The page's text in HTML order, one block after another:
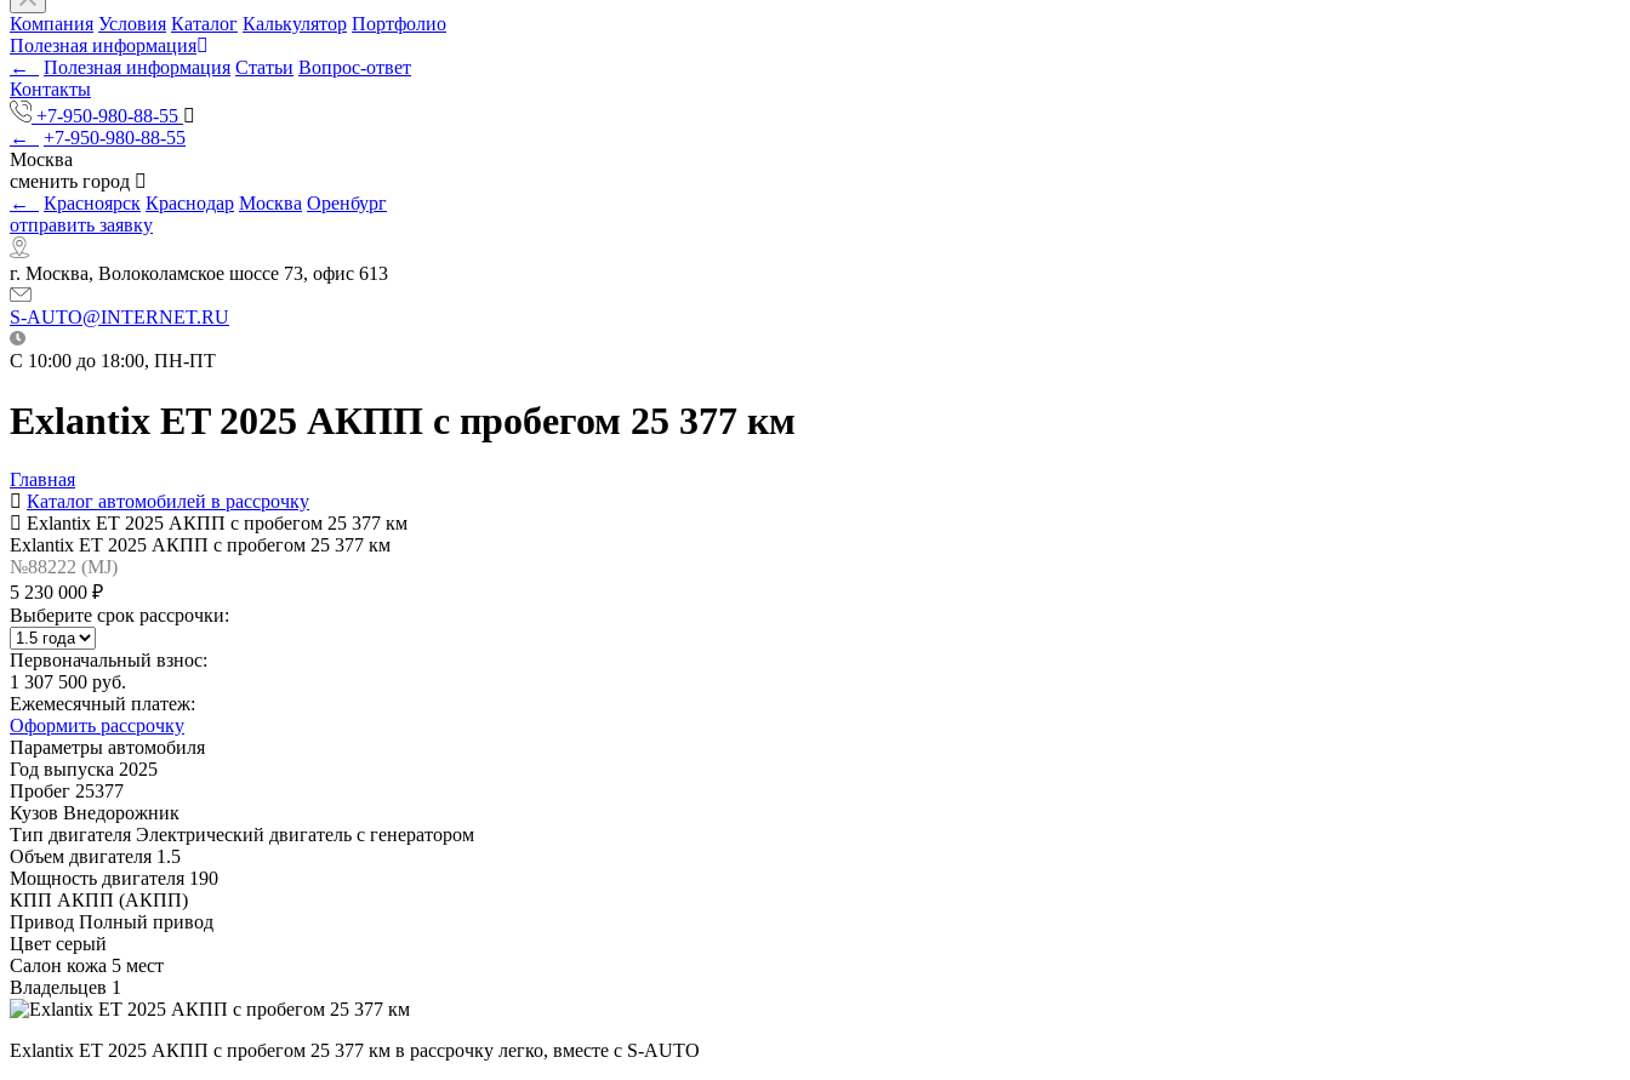
Компания Условия Каталог Калькулятор Портфолио
Полезная информация
←
Полезная информация Статьи Вопрос-ответ
Контакты
+7-950-980-88-55
←
+7-950-980-88-55
Москва
сменить город
←
Красноярск Краснодар Москва Оренбург
отправить заявку
г. Москва, Волоколамское шоссе 73, офис 613
S-AUTO@INTERNET.RU
C 10:00 до 18:00, ПН-ПТ
Exlantix ET 2025 АКПП с пробегом 25 377 км
Главная
Каталог автомобилей в рассрочку
Exlantix ET 2025 АКПП с пробегом 25 377 км
Exlantix ET 2025 АКПП с пробегом 25 377 км
№88222 (МJ)
5 230 000 ₽
Выберите срок рассрочки:
Первоначальный взнос:
1 307 500 руб.
Ежемесячный платеж:
Оформить рассрочку
Параметры автомобиля
Год выпуска 2025
Пробег 25377
Кузов Внедорожник
Тип двигателя Электрический двигатель с генератором
Объем двигателя 1.5
Мощность двигателя 190
КПП АКПП (АКПП)
Привод Полный привод
Цвет серый
Салон кожа 5 мест
Владельцев 1
Exlantix ET 2025 АКПП с пробегом 25 377 км в рассрочку легко, вместе с S-AUTO